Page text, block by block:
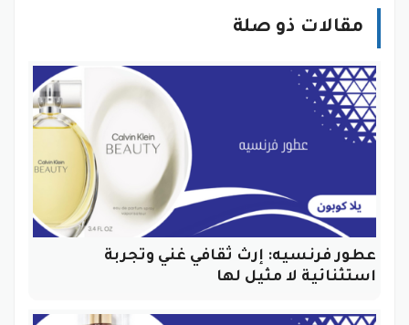
مقالات ذو صلة
عطور فرنسيه: إرث ثقافي غني وتجربة
استثنائية لا مثيل لها